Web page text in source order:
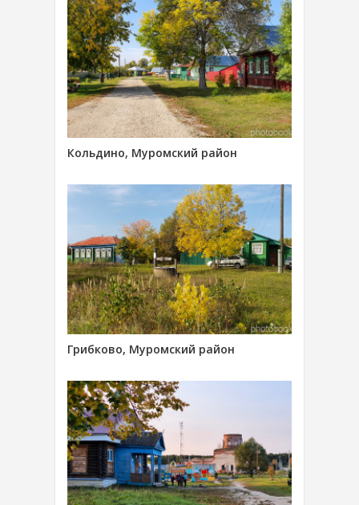
Кольдино, Муромский район
Грибково, Муромский район